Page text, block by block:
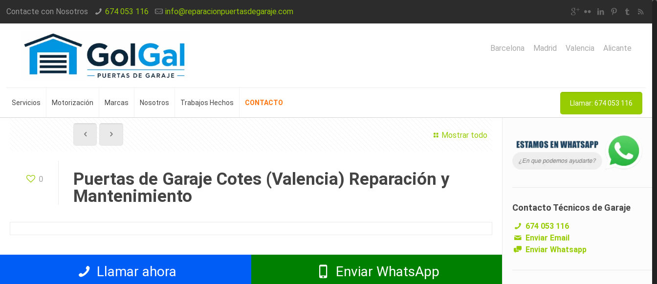
Contacte con Nosotros 674 053 116 info@reparacionpuertasdegaraje.com
Servicios Motorización Marcas Nosotros Trabajos Hechos CONTACTO
Barcelona Madrid Valencia Alicante
Llamar: 674 053 116
Mostrar todo
0
Puertas de Garaje Cotes (Valencia) Reparación y
Mantenimiento
Llamar ahora Enviar WhatsApp
Contacto Técnicos de Garaje
674 053 116
Enviar Email
Enviar Whatsapp